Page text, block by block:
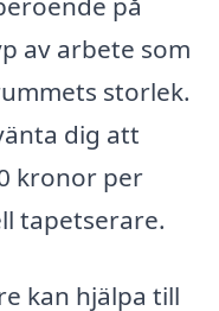
av arbete som
storlek.
dig att
kronor per
tapetserare.
kan hjälpa till